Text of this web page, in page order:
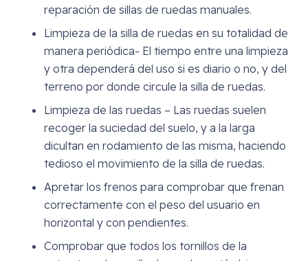
reparación de sillas de ruedas manuales.
Limpieza de la silla de ruedas en su totalidad de
manera periódica- El tiempo entre una limpieza
y otra dependerá del uso si es diario o no, y del
terreno por donde circule la silla de ruedas.
Limpieza de las ruedas – Las ruedas suelen
recoger la suciedad del suelo, y a la larga
dicultan en rodamiento de las misma, haciendo
tedioso el movimiento de la silla de ruedas.
Apretar los frenos para comprobar que frenan
correctamente con el peso del usuario en
horizontal y con pendientes.
Comprobar que todos los tornillos de la